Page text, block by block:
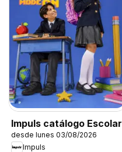
Impuls catálogo Escolar
desde lunes 03/08/2026
Impuls